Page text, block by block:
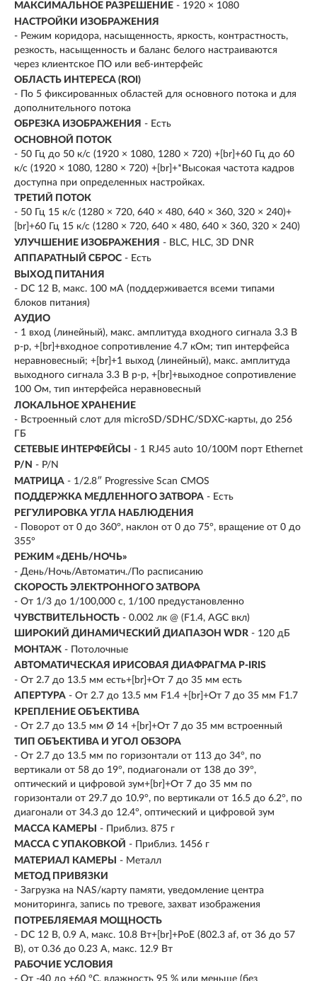
МАКСИМАЛЬНОЕ РАЗРЕШЕНИЕ - 1920 × 1080
НАСТРОЙКИ ИЗОБРАЖЕНИЯ
- Режим коридора, насыщенность, яркость, контрастность,
резкость, насыщенность и баланс белого настраиваются
через клиентское ПО или веб-интерфейс
ОБЛАСТЬ ИНТЕРЕСА (ROI)
- По 5 фиксированных областей для основного потока и для
дополнительного потока
ОБРЕЗКА ИЗОБРАЖЕНИЯ - Есть
ОСНОВНОЙ ПОТОК
- 50 Гц до 50 к/с (1920 × 1080, 1280 × 720) +[br]+60 Гц до 60
к/с (1920 × 1080, 1280 × 720) +[br]+*Высокая частота кадров
доступна при определенных настройках.
ТРЕТИЙ ПОТОК
- 50 Гц 15 к/с (1280 × 720, 640 × 480, 640 × 360, 320 × 240)+
[br]+60 Гц 15 к/с (1280 × 720, 640 × 480, 640 × 360, 320 × 240)
УЛУЧШЕНИЕ ИЗОБРАЖЕНИЯ - BLC, HLC, 3D DNR
АППАРАТНЫЙ СБРОС - Есть
ВЫХОД ПИТАНИЯ
- DC 12 В, макс. 100 мA (поддерживается всеми типами
блоков питания)
АУДИО
- 1 вход (линейный), макс. амплитуда входного сигнала 3.3 В
p-p, +[br]+входное сопротивление 4.7 кОм; тип интерфейса
неравновесный; +[br]+1 выход (линейный), макс. амплитуда
выходного сигнала 3.3 В p-p, +[br]+выходное сопротивление
100 Ом, тип интерфейса неравновесный
ЛОКАЛЬНОЕ ХРАНЕНИЕ
- Встроенный слот для microSD/SDHC/SDXC-карты, до 256
ГБ
СЕТЕВЫЕ ИНТЕРФЕЙСЫ
- 1 RJ45 auto 10/100M порт Ethernet
P/N - P/N
МАТРИЦА - 1/2.8″ Progressive Scan CMOS
ПОДДЕРЖКА МЕДЛЕННОГО ЗАТВОРА - Есть
РЕГУЛИРОВКА УГЛА НАБЛЮДЕНИЯ
- Поворот от 0 до 360°, наклон от 0 до 75°, вращение от 0 до
355°
РЕЖИМ «ДЕНЬ/НОЧЬ»
- День/Ночь/Автоматич./По расписанию
СКОРОСТЬ ЭЛЕКТРОННОГО ЗАТВОРА
- От 1/3 до 1/100,000 с, 1/100 предустановленно
ЧУВСТВИТЕЛЬНОСТЬ - 0.002 лк @ (F1.4, AGC вкл)
ШИРОКИЙ ДИНАМИЧЕСКИЙ ДИАПАЗОН WDR - 120 дБ
МОНТАЖ - Потолочные
АВТОМАТИЧЕСКАЯ ИРИСОВАЯ ДИАФРАГМА P-IRIS
- От 2.7 до 13.5 мм есть+[br]+От 7 до 35 мм есть
АПЕРТУРА - От 2.7 до 13.5 мм F1.4 +[br]+От 7 до 35 мм F1.7
КРЕПЛЕНИЕ ОБЪЕКТИВА
- От 2.7 до 13.5 мм Ø 14 +[br]+От 7 до 35 мм встроенный
ТИП ОБЪЕКТИВА И УГОЛ ОБЗОРА
- От 2.7 до 13.5 мм по горизонтали от 113 до 34°, по
вертикали от 58 до 19°, подиагонали от 138 до 39°,
оптический и цифровой зум+[br]+От 7 до 35 мм по
горизонтали от 29.7 до 10.9°, по вертикали от 16.5 до 6.2°, по
диагонали от 34.3 до 12.4°, оптический и цифровой зум
МАССА КАМЕРЫ
- Приблиз. 875 г
МАССА С УПАКОВКОЙ - Приблиз. 1456 г
МАТЕРИАЛ КАМЕРЫ
- Металл
МЕТОД ПРИВЯЗКИ
- Загрузка на NAS/карту памяти, уведомление центра
мониторинга, запись по тревоге, захват изображения
ПОТРЕБЛЯЕМАЯ МОЩНОСТЬ
- DC 12 В, 0.9 A, макс. 10.8 Вт+[br]+PoE (802.3 af, от 36 до 57
В), от 0.36 до 0.23 A, макс. 12.9 Вт
РАБОЧИЕ УСЛОВИЯ
- От -40 до +60 °C, влажность 95 % или меньше (без